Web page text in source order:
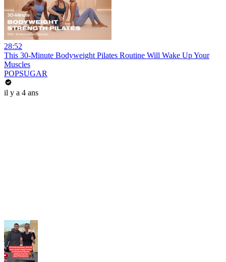
28:52
This 30-Minute Bodyweight Pilates Routine Will Wake Up Your
Muscles
POPSUGAR
il y a 4 ans